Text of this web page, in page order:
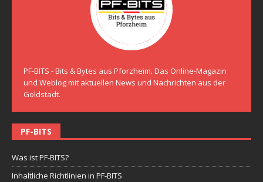
PF-BITS - Bits & Bytes aus Pforzheim. Das Online-Magazin
und Weblog mit aktuellen News und Nachrichten aus der
Goldstadt.
PF-BITS
Was ist PF-BITS?
Inhaltliche Richtlinien in PF-BITS